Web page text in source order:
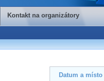
organizátory
na organizátory této akce,
na e-mailu:
Kontakt na organizátory
Datum a